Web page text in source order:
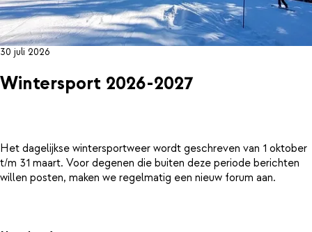
30 juli 2026
Wintersport 2026-2027
Het dagelijkse wintersportweer wordt geschreven van 1 oktober
t/m 31 maart. Voor degenen die buiten deze periode berichten
willen posten, maken we regelmatig een nieuw forum aan.